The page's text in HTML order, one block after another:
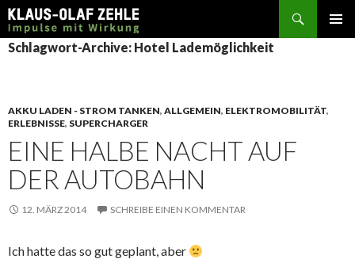
Suchen
SPRINGE
ZUM
Schlagwort-Archive: Hotel Lademöglichkeit
AKKU LADEN - STROM TANKEN, ALLGEMEIN, ELEKTROMOBILITÄT,
ERLEBNISSE, SUPERCHARGER
EINE HALBE NACHT AUF
DER AUTOBAHN
12. MÄRZ 2014 SCHREIBE EINEN KOMMENTAR
Ich hatte das so gut geplant, aber